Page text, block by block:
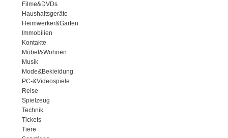
Filme&DVDs
Haushaltsgeräte
Heimwerker&Garten
Immobilien
Kontakte
Möbel&Wohnen
Musik
Mode&Bekleidung
PC-&Videospiele
Reise
Spielzeug
Technik
Tickets
Tiere